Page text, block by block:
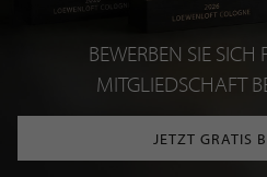
BEWERBEN SIE SICH
MITGLIEDSCHAFT
JETZT GRATIS